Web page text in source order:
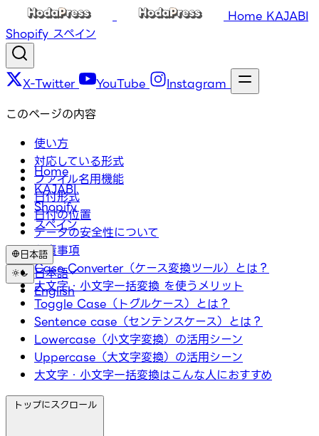
Home KAJABI
Shopify スペイン
X-Twitter YouTube Instagram
Home
KAJABI
Shopify
スペイン
日本語
日本語
English
このページの内容
使い方
対応している形式
ファイル名用機能
日付形式
日付の位置
データの安全性について
免責事項
Case Converter（ケース変換ツール）とは？
大文字・小文字一括変換 を使うメリット
Toggle Case（トグルケース）とは？
Sentence case（センテンスケース）とは？
Lowercase（小文字変換）の活用シーン
Uppercase（大文字変換）の活用シーン
大文字・小文字一括変換はこんな人におすすめ
トップにスクロール